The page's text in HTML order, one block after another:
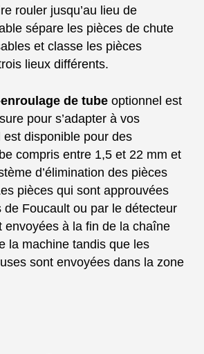
rouler jusqu’au lieu de
sépare les pièces de chute
et classe les pièces
lieux différents.
de tubeoptionnel est
pour s’adapter à vos
disponible pour des
compris entre 1,5 et 22 mm et
d’élimination des pièces
pièces qui sont approuvées
de Foucault ou par le détecteur
envoyées à la fin de la chaîne
la machine tandis que les
sont envoyées dans la zone